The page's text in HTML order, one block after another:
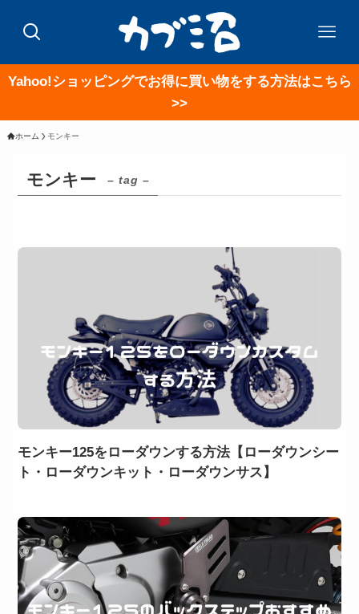
Yahoo!ショッピングでお得に買い物をする方法はこちら
>>
ホーム モンキー
モンキー – tag –
モンキー125をローダウンする方法【ローダウンシー
ト・ローダウンキット・ローダウンサス】